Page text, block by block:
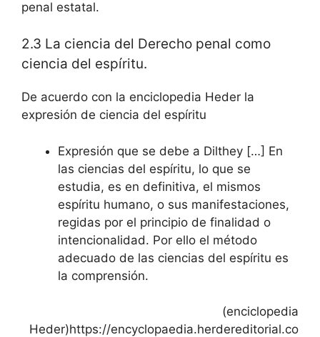
penal estatal.
2.3 La ciencia del Derecho penal como
ciencia del espíritu.
De acuerdo con la enciclopedia Heder la
expresión de ciencia del espíritu
Expresión que se debe a Dilthey […] En
las ciencias del espíritu, lo que se
estudia, es en definitiva, el mismos
espíritu humano, o sus manifestaciones,
regidas por el principio de finalidad o
intencionalidad. Por ello el método
adecuado de las ciencias del espíritu es
la comprensión.
(enciclopedia
Heder)https://encyclopaedia.herdereditorial.co